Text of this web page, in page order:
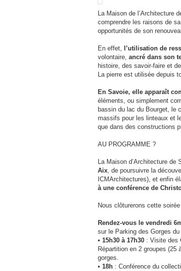
La Maison de l’Architecture
comprendre les raisons de
opportunités de son
En effet, l’utilisation de
volontaire, ancré dans son
histoire, des savoir-faire et
La pierre est utilisée depuis
En Savoie, elle apparaît
éléments, ou simplement
bassin du lac du Bourget, le
massifs pour les linteaux et
que dans des constructions
AU PROGRAMME ?
La Maison d’Architecture de
Aix, de poursuivre la
ICMArchitectures), et enfin
à une conférence de
Nous clôturerons cette
Rendez-vous le vendredi
sur le Parking des Gorges du
• 15h30 à 17h30 : Visite des
Répartition en 2 groupes
gorges.
• 18h : Conférence du